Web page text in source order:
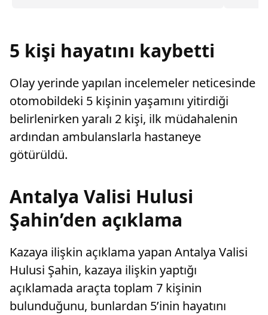
5 kişi hayatını kaybetti
Olay yerinde yapılan incelemeler neticesinde
otomobildeki 5 kişinin yaşamını yitirdiği
belirlenirken yaralı 2 kişi, ilk müdahalenin
ardından ambulanslarla hastaneye
götürüldü.
Antalya Valisi Hulusi
Şahin’den açıklama
Kazaya ilişkin açıklama yapan Antalya Valisi
Hulusi Şahin, kazaya ilişkin yaptığı
açıklamada araçta toplam 7 kişinin
bulunduğunu, bunlardan 5’inin hayatını